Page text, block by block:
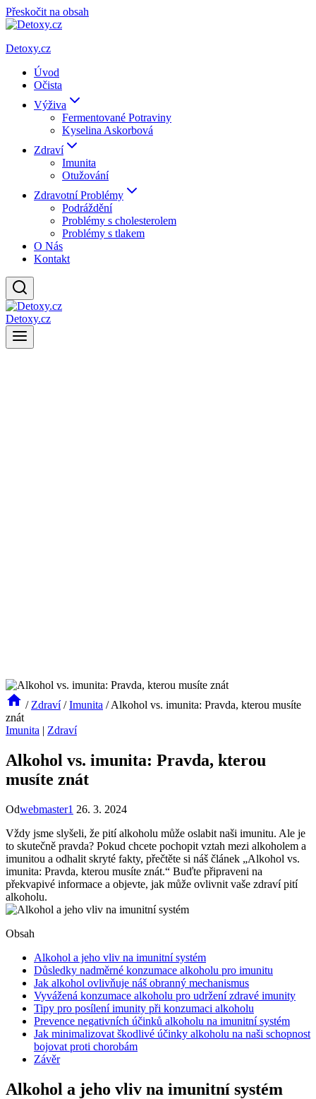
Přeskočit na obsah
Detoxy.cz
Úvod
Očista
Výživa
Fermentované Potraviny
Kyselina Askorbová
Zdraví
Imunita
Otužování
Zdravotní Problémy
Podráždění
Problémy s cholesterolem
Problémy s tlakem
O Nás
Kontakt
Detoxy.cz
/ Zdraví / Imunita / Alkohol vs. imunita: Pravda, kterou musíte
znát
Imunita | Zdraví
Alkohol vs. imunita: Pravda, kterou
musíte znát
Odwebmaster1 26. 3. 2024
Vždy jsme slyšeli, že pití alkoholu může oslabit naši imunitu. Ale je
to skutečně pravda? Pokud chcete pochopit vztah mezi alkoholem a
imunitou a odhalit skryté fakty, přečtěte si náš článek „Alkohol vs.
imunita: Pravda, kterou musíte znát.“ Buďte připraveni na
překvapivé informace a objevte, jak může ovlivnit vaše zdraví pití
alkoholu.
Obsah
Alkohol a jeho vliv na imunitní systém
Důsledky nadměrné konzumace alkoholu pro imunitu
Jak alkohol ovlivňuje náš obranný mechanismus
Vyvážená konzumace alkoholu pro udržení zdravé imunity
Tipy pro posílení imunity při konzumaci alkoholu
Prevence negativních účinků alkoholu na imunitní systém
Jak minimalizovat škodlivé účinky alkoholu na naši schopnost
bojovat proti chorobám
Závěr
Alkohol a jeho vliv na imunitní systém